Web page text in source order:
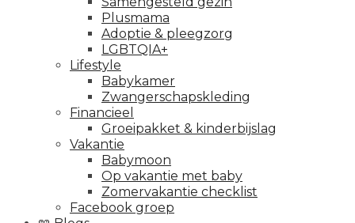
Plusmama
Adoptie & pleegzorg
LGBTQIA+
Lifestyle
Babykamer
Zwangerschapskleding
Financieel
Groeipakket & kinderbijslag
Vakantie
Babymoon
Op vakantie met baby
Zomervakantie checklist
Facebook groep